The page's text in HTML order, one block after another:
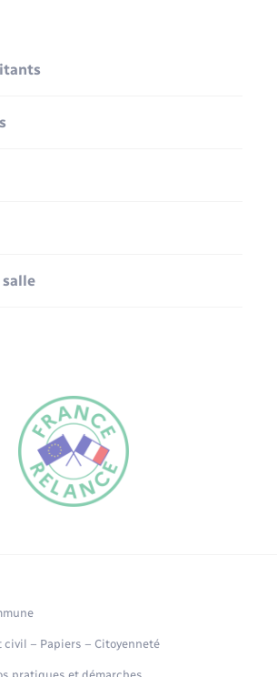
EN
salle
civil – Papiers – Citoyenneté